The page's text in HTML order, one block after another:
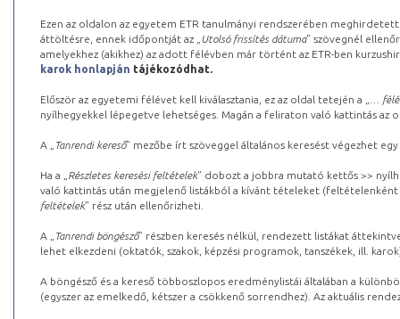
Ezen az oldalon az egyetem ETR tanulmányi rendszerében
áttöltésre, ennek időpontját az „ Utolsó frissítés dátuma” szövegnél
amelyekhez (akikhez) az adott félévben már történt az ETR-ben
karok honlapján tájékozódhat.
Először az egyetemi félévet kell kiválasztania, ez az oldal tetején a „
…
nyílhegyekkel lépegetve lehetséges. Magán a feliraton való kattintás az
A „ Tanrendi kereső” mezőbe írt szöveggel általános keresést végezhet
Ha a „ Részletes keresési feltételek” dobozt a jobbra mutató kettős >>
való kattintás után megjelenő listákból a kívánt tételeket (feltételenként
feltételek” rész után ellenőrizheti.
A „ Tanrendi böngésző” részben keresés nélkül, rendezett listákat
lehet elkezdeni (oktatók, szakok, képzési programok, tanszékek, ill.
A böngésző és a kereső többoszlopos eredménylistái általában a
(egyszer az emelkedő, kétszer a csökkenő sorrendhez). Az aktuális